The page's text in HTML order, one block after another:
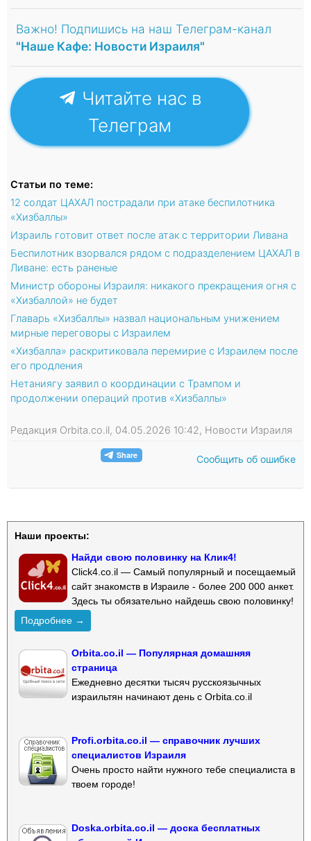
Важно! Подпишись на наш Телеграм-канал
"Наше Кафе: Новости Израиля"
Читайте нас в
Телеграм
Статьи по теме:
12 солдат ЦАХАЛ пострадали при атаке беспилотника
«Хизбаллы»
Израиль готовит ответ после атак с территории Ливана
Беспилотник взорвался рядом с подразделением ЦАХАЛ в
Ливане: есть раненые
Министр обороны Израиля: никакого прекращения огня с
«Хизбаллой» не будет
Главарь «Хизбаллы» назвал национальным унижением
мирные переговоры с Израилем
«Хизбалла» раскритиковала перемирие с Израилем после
его продления
Нетаниягу заявил о координации с Трампом и
продолжении операций против «Хизбаллы»
Редакция Orbita.co.il, 04.05.2026 10:42, Новости Израиля
Сообщить об ошибке
Наши проекты:
Найди свою половинку на Клик4!
Click4.co.il — Самый популярный и посещаемый
сайт знакомств в Израиле - более 200 000 анкет.
Здесь ты обязательно найдешь свою половинку!
Подробнее →
Orbita.co.il — Популярная домашняя
страница
Ежедневно десятки тысяч русскоязычных
израильтян начинают день с Orbita.co.il
Profi.orbita.co.il — справочник лучших
специалистов Израиля
Очень просто найти нужного тебе специалиста в
твоем городе!
Doska.orbita.co.il — доска бесплатных